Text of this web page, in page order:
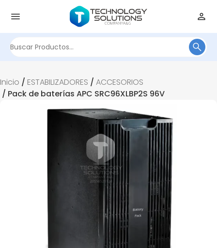
Inicio / ESTABILIZADORES / ACCESORIOS
/ Pack de baterías APC SRC96XLBP2S 96V